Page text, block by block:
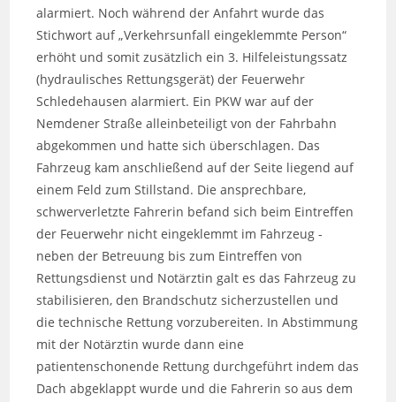
alarmiert. Noch während der Anfahrt wurde das
Stichwort auf „Verkehrsunfall eingeklemmte Person“
erhöht und somit zusätzlich ein 3. Hilfeleistungssatz
(hydraulisches Rettungsgerät) der Feuerwehr
Schledehausen alarmiert. Ein PKW war auf der
Nemdener Straße alleinbeteiligt von der Fahrbahn
abgekommen und hatte sich überschlagen. Das
Fahrzeug kam anschließend auf der Seite liegend auf
einem Feld zum Stillstand. Die ansprechbare,
schwerverletzte Fahrerin befand sich beim Eintreffen
der Feuerwehr nicht eingeklemmt im Fahrzeug -
neben der Betreuung bis zum Eintreffen von
Rettungsdienst und Notärztin galt es das Fahrzeug zu
stabilisieren, den Brandschutz sicherzustellen und
die technische Rettung vorzubereiten. In Abstimmung
mit der Notärztin wurde dann eine
patientenschonende Rettung durchgeführt indem das
Dach abgeklappt wurde und die Fahrerin so aus dem